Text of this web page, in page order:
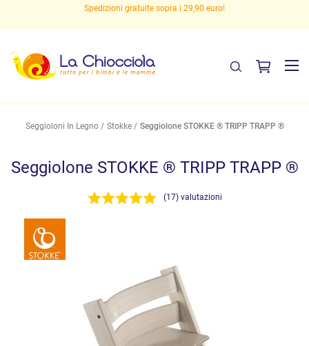
Spedizioni gratuite sopra i 29,90 euro!
Seggioloni In Legno Stokke Seggiolone STOKKE ® TRIPP TRAPP ®
Seggiolone STOKKE ® TRIPP TRAPP ®
(17) valutazioni